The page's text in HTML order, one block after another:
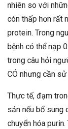
nhiên so với
còn thấp hơn rất
protein. Trong
bệnh có thể nạp
trong câu hỏi
CÓ nhưng cần
Thực tế, đạm
sản nếu bổ sung
chuyển hóa